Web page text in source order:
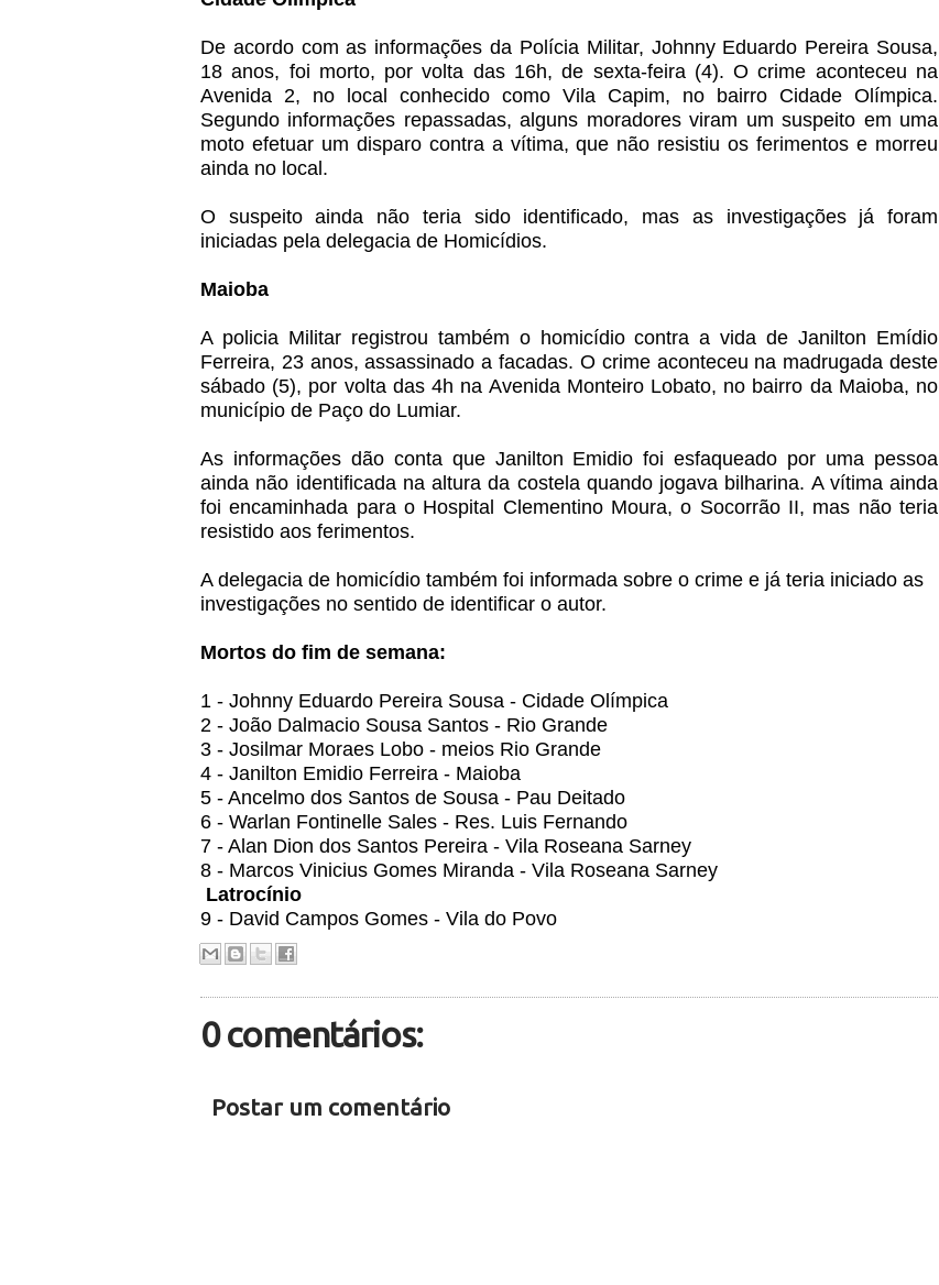
De acordo com as informações da Polícia Militar, Johnny Eduardo Pereira Sousa,
18 anos, foi morto, por volta das 16h, de sexta-feira (4). O crime aconteceu na
Avenida 2, no local conhecido como Vila Capim, no bairro Cidade Olímpica.
Segundo informações repassadas, alguns moradores viram um suspeito em uma
moto efetuar um disparo contra a vítima, que não resistiu os ferimentos e morreu
ainda no local.
O suspeito ainda não teria sido identificado, mas as investigações já foram
iniciadas pela delegacia de Homicídios.
Maioba
A policia Militar registrou também o homicídio contra a vida de Janilton Emídio
Ferreira, 23 anos, assassinado a facadas. O crime aconteceu na madrugada deste
sábado (5), por volta das 4h na Avenida Monteiro Lobato, no bairro da Maioba, no
município de Paço do Lumiar.
As informações dão conta que Janilton Emidio foi esfaqueado por uma pessoa
ainda não identificada na altura da costela quando jogava bilharina. A vítima ainda
foi encaminhada para o Hospital Clementino Moura, o Socorrão II, mas não teria
resistido aos ferimentos.
A delegacia de homicídio também foi informada sobre o crime e já teria iniciado as
investigações no sentido de identificar o autor.
Mortos do fim de semana:
1 - Johnny Eduardo Pereira Sousa - Cidade Olímpica
2 - João Dalmacio Sousa Santos - Rio Grande
3 - Josilmar Moraes Lobo - meios Rio Grande
4 - Janilton Emidio Ferreira - Maioba
5 - Ancelmo dos Santos de Sousa - Pau Deitado
6 - Warlan Fontinelle Sales - Res. Luis Fernando
7 - Alan Dion dos Santos Pereira - Vila Roseana Sarney
8 - Marcos Vinicius Gomes Miranda - Vila Roseana Sarney
Latrocínio
9 - David Campos Gomes - Vila do Povo
0 comentários:
Postar um comentário